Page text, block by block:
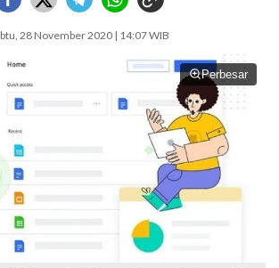
28 November 2020 | 14:07 WIB
Perbesar